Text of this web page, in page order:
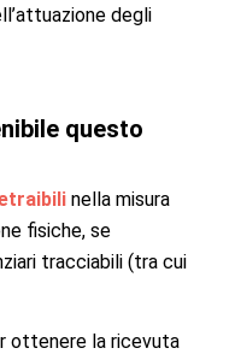
degli
questo
nella misura
fisiche, se
tracciabili (tra cui
ottenere la ricevuta